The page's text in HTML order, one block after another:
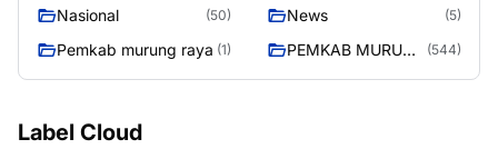
Nasional (50) News (5)
Pemkab murung raya (1)
PEMKAB MURUNG
(544)
Label Cloud